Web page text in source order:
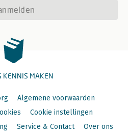
KENNIS MAKEN
Algemene voorwaarden
Cookie instellingen
Service & Contact Over ons